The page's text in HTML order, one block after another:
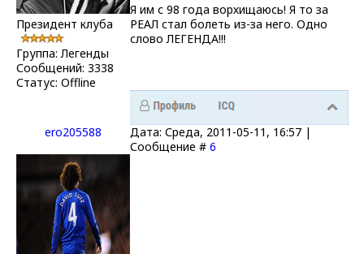
Президент клуба
Группа: Легенды
Сообщений: 3338
Статус: Offline
Я им с 98 года ворхищаюсь! Я то за
РЕАЛ стал болеть из-за него. Одно
слово ЛЕГЕНДА!!!
ero205588
Дата: Среда, 2011-05-11, 16:57 |
Сообщение # 6